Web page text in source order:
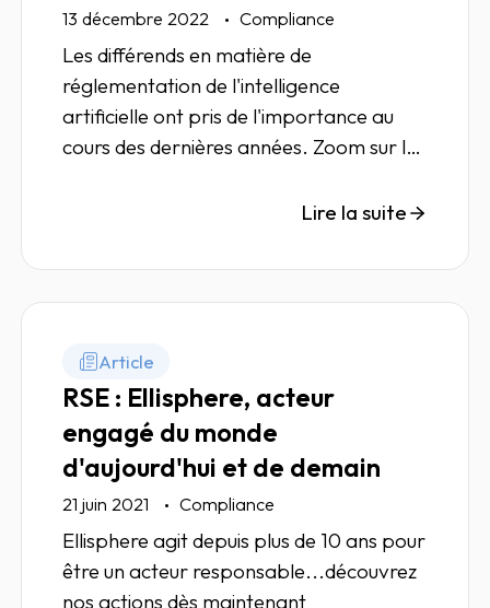
13 décembre 2022 Compliance
Les différends en matière de
réglementation de l'intelligence
artificielle ont pris de l'importance au
cours des dernières années. Zoom sur les
Lire la suite
Article
RSE : Ellisphere, acteur
engagé du monde
d'aujourd'hui et de demain
21 juin 2021 Compliance
Ellisphere agit depuis plus de 10 ans pour
être un acteur responsable...découvrez
nos actions dès maintenant